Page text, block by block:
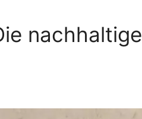
nachhaltige